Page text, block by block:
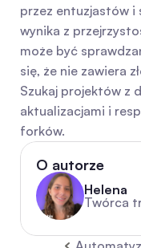
przez entuzjastów i
wynika z
może być
się, że nie zawiera
Szukaj projektów z
aktualizacjami i
forków.
O autorze
Helena
Twórca